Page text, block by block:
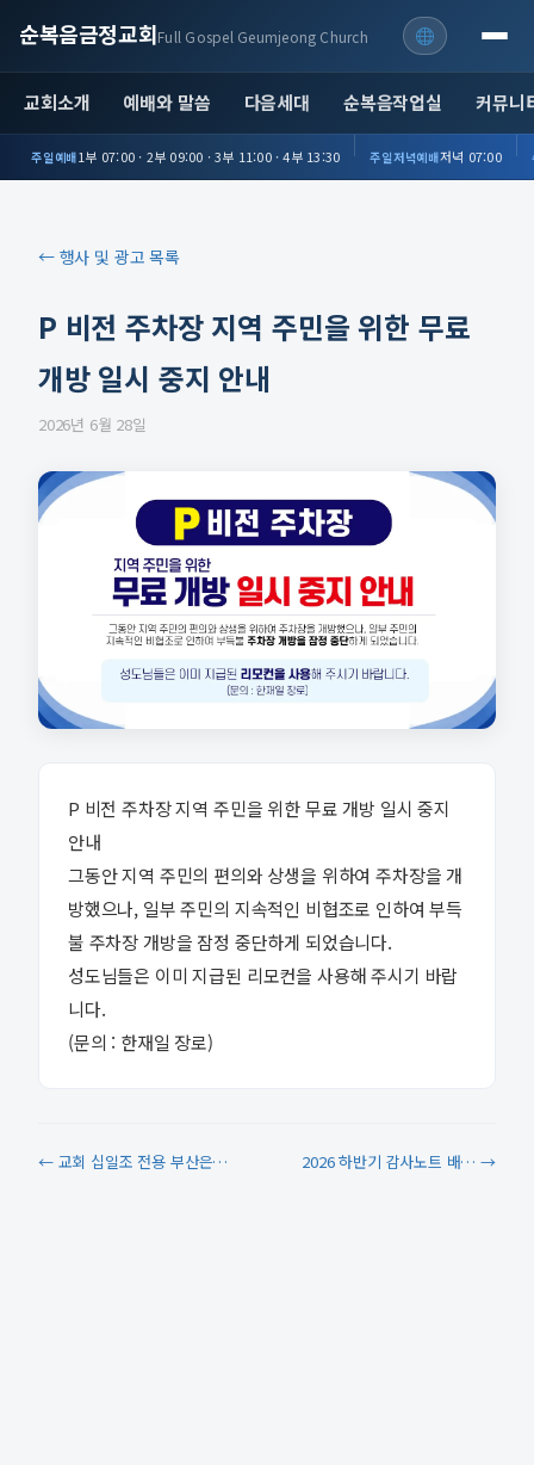
순복음금정교회Full Gospel Geumjeong Church
교회소개 예배와 말씀 다음세대 순복음작업실 커뮤니
주일예배1부 07:00 · 2부 09:00 · 3부 11:00 · 4부 13:30 주일저녁예배저녁 07:00
← 행사 및 광고 목록
P 비전 주차장 지역 주민을 위한 무료
개방 일시 중지 안내
2026년 6월 28일
P 비전 주차장 지역 주민을 위한 무료 개방 일시 중지
안내
그동안 지역 주민의 편의와 상생을 위하여 주차장을 개
방했으나, 일부 주민의 지속적인 비협조로 인하여 부득
불 주차장 개방을 잠정 중단하게 되었습니다.
성도님들은 이미 지급된 리모컨을 사용해 주시기 바랍
니다.
(문의 : 한재일 장로)
← 교회 십일조 전용 부산은… 2026 하반기 감사노트 배… →